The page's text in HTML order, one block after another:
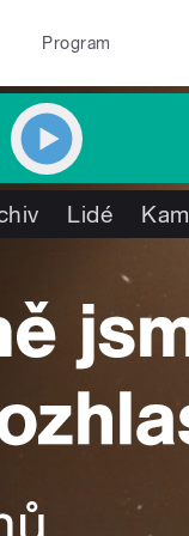
Program
Lidé